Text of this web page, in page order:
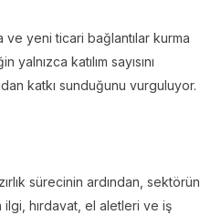
yeni ticari bağlantılar kurma
katılım sayısını
katkı sunduğunu vurguluyor.
sürecinin ardından, sektörün
ilgi, hırdavat, el aletleri ve iş